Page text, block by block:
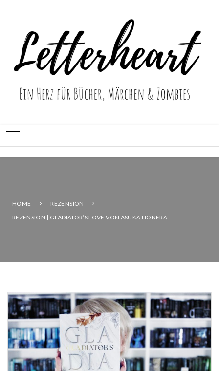
HOME
REZENSION
REZENSION | GLADIATOR’S LOVE VON ASUKA LIONERA